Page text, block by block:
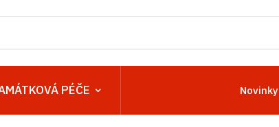
PÉČE Novinky